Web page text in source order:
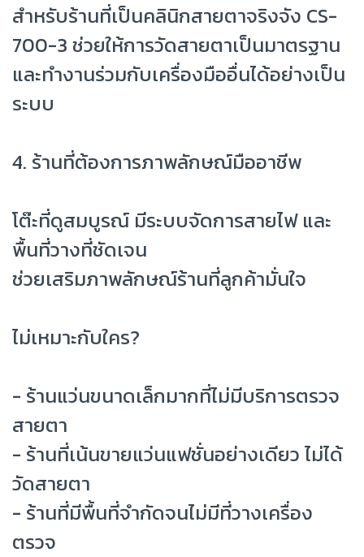
สำหรับร้านที่เป็นคลินิกสายตาจริงจัง CS-
700-3 ช่วยให้การวัดสายตาเป็นมาตรฐาน
และทำงานร่วมกับเครื่องมืออื่นได้อย่างเป็น
ระบบ
4. ร้านที่ต้องการภาพลักษณ์มืออาชีพ
โต๊ะที่ดูสมบูรณ์ มีระบบจัดการสายไฟ และ
พื้นที่วางที่ชัดเจน
ช่วยเสริมภาพลักษณ์ร้านที่ลูกค้ามั่นใจ
ไม่เหมาะกับใคร?
- ร้านแว่นขนาดเล็กมากที่ไม่มีบริการตรวจ
สายตา
- ร้านที่เน้นขายแว่นแฟชั่นอย่างเดียว ไม่ได้
วัดสายตา
- ร้านที่มีพื้นที่จำกัดจนไม่มีที่วางเครื่อง
ตรวจ